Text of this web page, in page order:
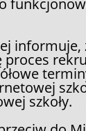
informuje,
szkoły.